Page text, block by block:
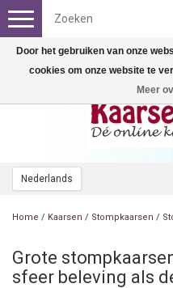
Nederlands
Toggle
navigation
Home / Kaarsen / Stompkaarsen /
Grote
sfeer beleving als
Door het gebruiken van onze
cookies om onze website te
Meer